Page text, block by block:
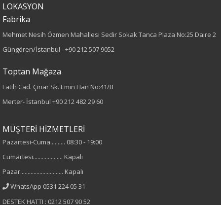
Kumaş Tipi
Desen
Düz
Kumaş
Yaka Tipi
Cinsiyet
LOKASYON
Fabrika
Mehmet Nesih Özmen Mahallesi Sedir Sokak Tanca Plaza No:25 Daire 2
Güngören/İstanbul -+90 212 507 9052
Toptan Mağaza
Fatih Cad. Çınar Sk. Emin Han No:41/B
Merter- İstanbul +90 212 482 29 60
MÜŞTERİ HİZMETLERİ
Pazartesi-Cuma.......... 08:30 - 19:00
Cumartesi.................... Kapalı
Pazar............................. Kapalı
WhatsApp 0531 224 05 31
DESTEK HATTI : 0212 507 90 52